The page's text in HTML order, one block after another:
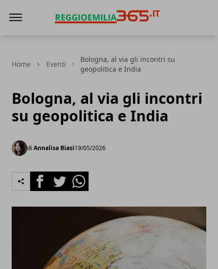
Home Eventi
Bologna, al via gli incontri su
geopolitica e India
Bologna, al via gli incontri
su geopolitica e India
di Annalisa Biasi19/05/2026
FacebookTwitterWhatsapp